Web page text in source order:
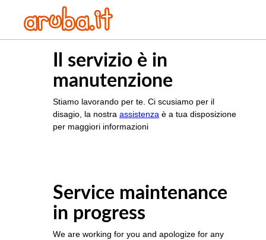
Il servizio è in
manutenzione
Stiamo lavorando per te. Ci scusiamo per il
disagio, la nostra assistenza è a tua disposizione
per maggiori informazioni
Service maintenance
in progress
We are working for you and apologize for any